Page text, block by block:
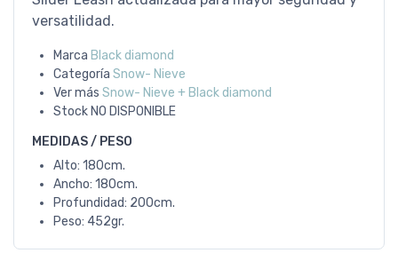
versatilidad.
Marca Black diamond
Categoría Snow- Nieve
Ver más Snow- Nieve + Black diamond
Stock NO DISPONIBLE
MEDIDAS / PESO
Alto: 180cm.
Ancho: 180cm.
Profundidad: 200cm.
Peso: 452gr.